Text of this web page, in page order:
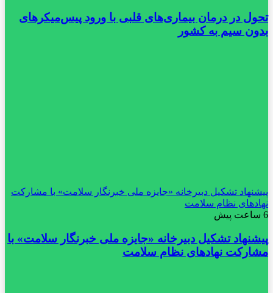
تحول در درمان بیماری‌های قلبی با ورود پیس‌میکرهای
بدون سیم به کشور
پیشنهاد تشکیل دبیرخانه «جایزه ملی خبرنگار سلامت» با مشارکت
نهادهای نظام سلامت
6 ساعت پیش
پیشنهاد تشکیل دبیرخانه «جایزه ملی خبرنگار سلامت» با
مشارکت نهادهای نظام سلامت